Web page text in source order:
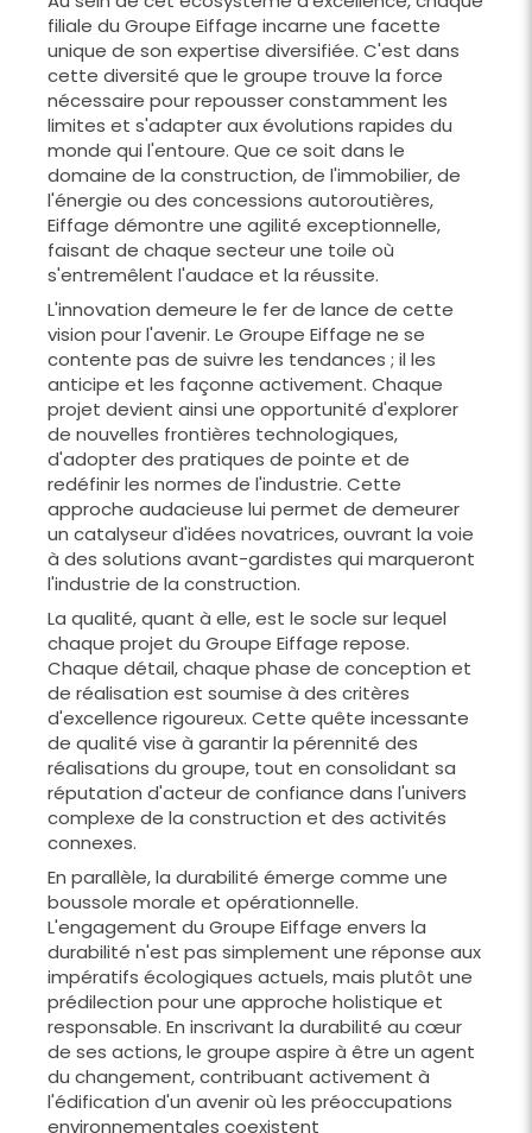
filiale du Groupe Eiffage incarne une facette
unique de son expertise diversifiée. C'est dans
cette diversité que le groupe trouve la force
nécessaire pour repousser constamment les
limites et s'adapter aux évolutions rapides du
monde qui l'entoure. Que ce soit dans le
domaine de la construction, de l'immobilier, de
l'énergie ou des concessions autoroutières,
Eiffage démontre une agilité exceptionnelle,
faisant de chaque secteur une toile où
s'entremêlent l'audace et la réussite.
L'innovation demeure le fer de lance de cette
vision pour l'avenir. Le Groupe Eiffage ne se
contente pas de suivre les tendances ; il les
anticipe et les façonne activement. Chaque
projet devient ainsi une opportunité d'explorer
de nouvelles frontières technologiques,
d'adopter des pratiques de pointe et de
redéfinir les normes de l'industrie. Cette
approche audacieuse lui permet de demeurer
un catalyseur d'idées novatrices, ouvrant la voie
à des solutions avant-gardistes qui marqueront
l'industrie de la construction.
La qualité, quant à elle, est le socle sur lequel
chaque projet du Groupe Eiffage repose.
Chaque détail, chaque phase de conception et
de réalisation est soumise à des critères
d'excellence rigoureux. Cette quête incessante
de qualité vise à garantir la pérennité des
réalisations du groupe, tout en consolidant sa
réputation d'acteur de confiance dans l'univers
complexe de la construction et des activités
connexes.
En parallèle, la durabilité émerge comme une
boussole morale et opérationnelle.
L'engagement du Groupe Eiffage envers la
durabilité n'est pas simplement une réponse aux
impératifs écologiques actuels, mais plutôt une
prédilection pour une approche holistique et
responsable. En inscrivant la durabilité au cœur
de ses actions, le groupe aspire à être un agent
du changement, contribuant activement à
l'édification d'un avenir où les préoccupations
environnementales coexistent